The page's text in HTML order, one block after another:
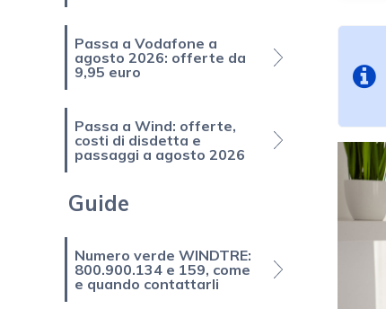
Passa a Vodafone a
agosto 2026: offerte da
9,95 euro
Passa a Wind: offerte,
costi di disdetta e
passaggi a agosto 2026
Guide
Numero verde WINDTRE:
800.900.134 e 159, come
e quando contattarli